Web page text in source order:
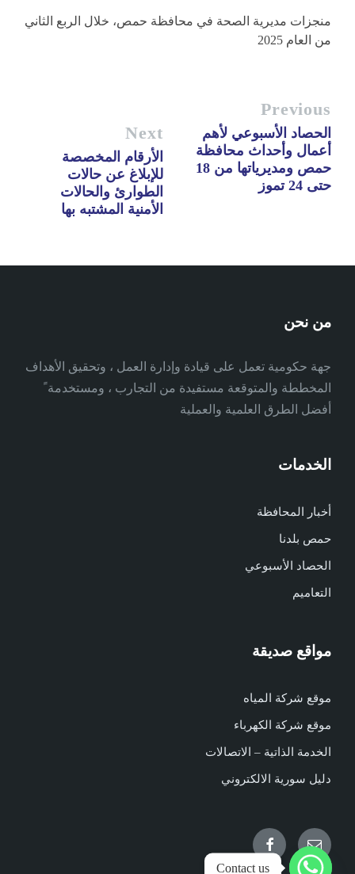
منجزات مديرية الصحة في محافظة حمص، خلال الربع الثاني
من العام 2025
Previous
الحصاد الأسبوعي لأهم
أعمال وأحداث محافظة
حمص ومديرياتها من 18
حتى 24 تموز
Next
الأرقام المخصصة
للإبلاغ عن حالات
الطوارئ والحالات
الأمنية المشتبه بها
من نحن
جهة حكومية تعمل على قيادة وإدارة العمل ، وتحقيق الأهداف
المخططة والمتوقعة مستفيدة من التجارب ، ومستخدمة ً
أفضل الطرق العلمية والعملية
الخدمات
أخبار المحافظة
حمص بلدنا
الحصاد الأسبوعي
التعاميم
مواقع صديقة
موقع شركة المياه
موقع شركة الكهرباء
الخدمة الذاتية – الاتصالات
دليل سورية الالكتروني
Email
Facebook
Contact us